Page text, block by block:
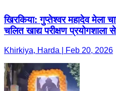
खिरकिया: गुप्तेश्वर महादेव मेला
चलित खाद्य परीक्षण प्रयोगशाला
Khirkiya, Harda | Feb 20, 2026